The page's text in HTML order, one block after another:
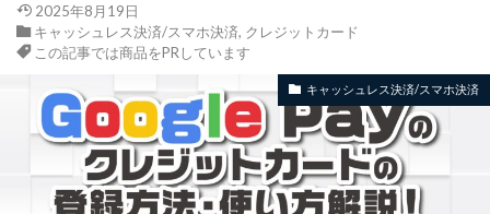
2025年8月19日
キャッシュレス決済/スマホ決済, クレジットカード
この記事では商品をPRしています
キャッシュレス決済/スマホ決済